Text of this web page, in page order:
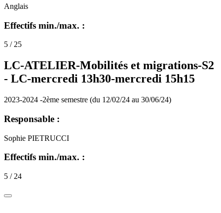
Anglais
Effectifs min./max. :
5 / 25
LC-ATELIER-Mobilités et migrations-S2
- LC-mercredi 13h30-mercredi 15h15
2023-2024 -2ème semestre (du 12/02/24 au 30/06/24)
Responsable :
Sophie PIETRUCCI
Effectifs min./max. :
5 / 24